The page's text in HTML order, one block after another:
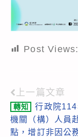
Post Views:
Read
more
articles
上一篇文章
轉知
行政院
機關（構）人員
點，增訂非因公